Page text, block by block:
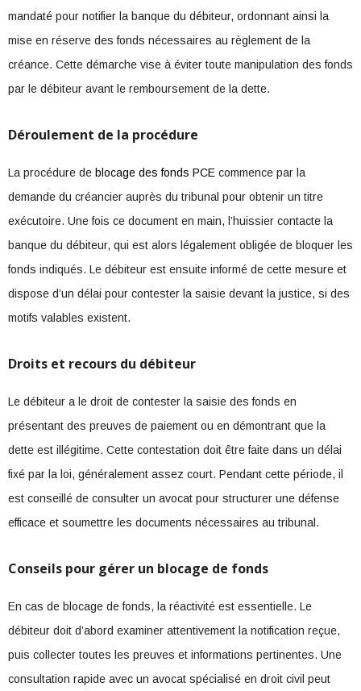
mandaté pour notifier la banque du débiteur, ordonnant ainsi la
mise en réserve des fonds nécessaires au règlement de la
créance. Cette démarche vise à éviter toute manipulation des fonds
par le débiteur avant le remboursement de la dette.
Déroulement de la procédure
La procédure de blocage des fonds PCE commence par la
demande du créancier auprès du tribunal pour obtenir un titre
exécutoire. Une fois ce document en main, l’huissier contacte la
banque du débiteur, qui est alors légalement obligée de bloquer les
fonds indiqués. Le débiteur est ensuite informé de cette mesure et
dispose d’un délai pour contester la saisie devant la justice, si des
motifs valables existent.
Droits et recours du débiteur
Le débiteur a le droit de contester la saisie des fonds en
présentant des preuves de paiement ou en démontrant que la
dette est illégitime. Cette contestation doit être faite dans un délai
fixé par la loi, généralement assez court. Pendant cette période, il
est conseillé de consulter un avocat pour structurer une défense
efficace et soumettre les documents nécessaires au tribunal.
Conseils pour gérer un blocage de fonds
En cas de blocage de fonds, la réactivité est essentielle. Le
débiteur doit d’abord examiner attentivement la notification reçue,
puis collecter toutes les preuves et informations pertinentes. Une
consultation rapide avec un avocat spécialisé en droit civil peut